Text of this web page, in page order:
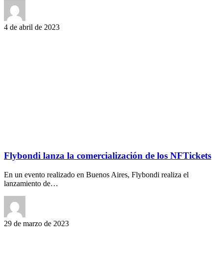
4 de abril de 2023
Flybondi lanza la comercialización de los NFTickets
En un evento realizado en Buenos Aires, Flybondi realiza el
lanzamiento de…
29 de marzo de 2023